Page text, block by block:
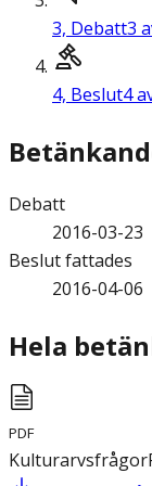
3, Debatt3
4, Beslut4
Debatt
2016-03-23
Beslut fattades
2016-04-06
Hela
PDF
Kulturarvsfrågor